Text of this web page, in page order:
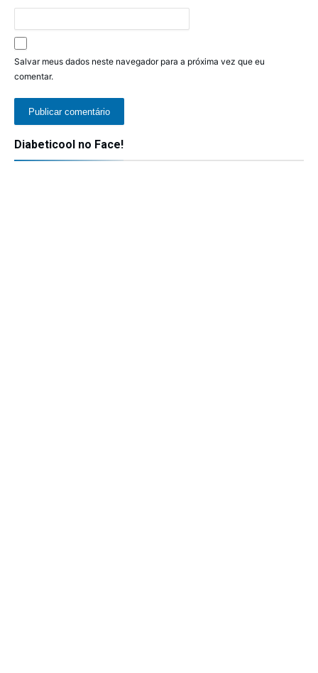
Salvar meus dados neste navegador para a próxima vez que eu
comentar.
Diabeticool no Face!